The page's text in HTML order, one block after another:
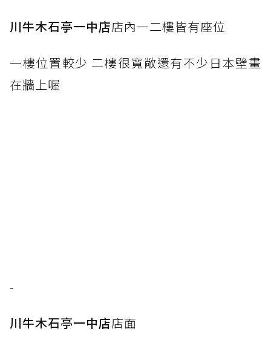
川牛木石亭一中店店內一二樓皆有座位
一樓位置較少 二樓很寬敞還有不少日本壁畫
在牆上喔
-
川牛木石亭一中店店面